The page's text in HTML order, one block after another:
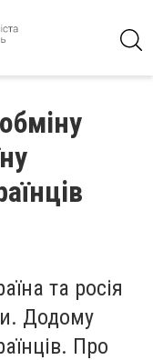
та росія
Додому
Про